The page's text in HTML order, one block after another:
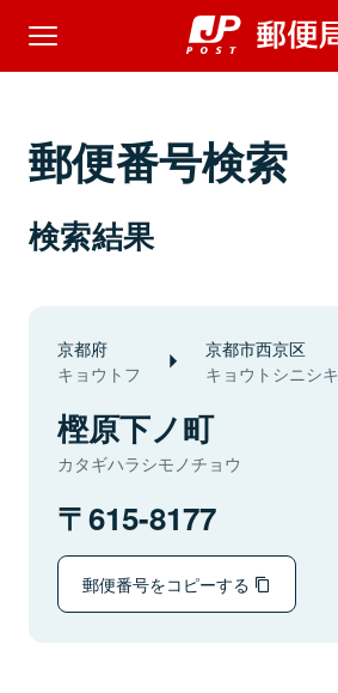
郵便番号検索
検索結果
京都府
キョウトフ
京都市西京区
キョウトシニシ
樫原下ノ町
カタギハラシモノチョウ
615-8177
郵便番号をコピーする